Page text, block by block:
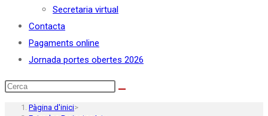
Secretaria virtual
Contacta
Pagaments online
Jornada portes obertes 2026
Pàgina d'inici>